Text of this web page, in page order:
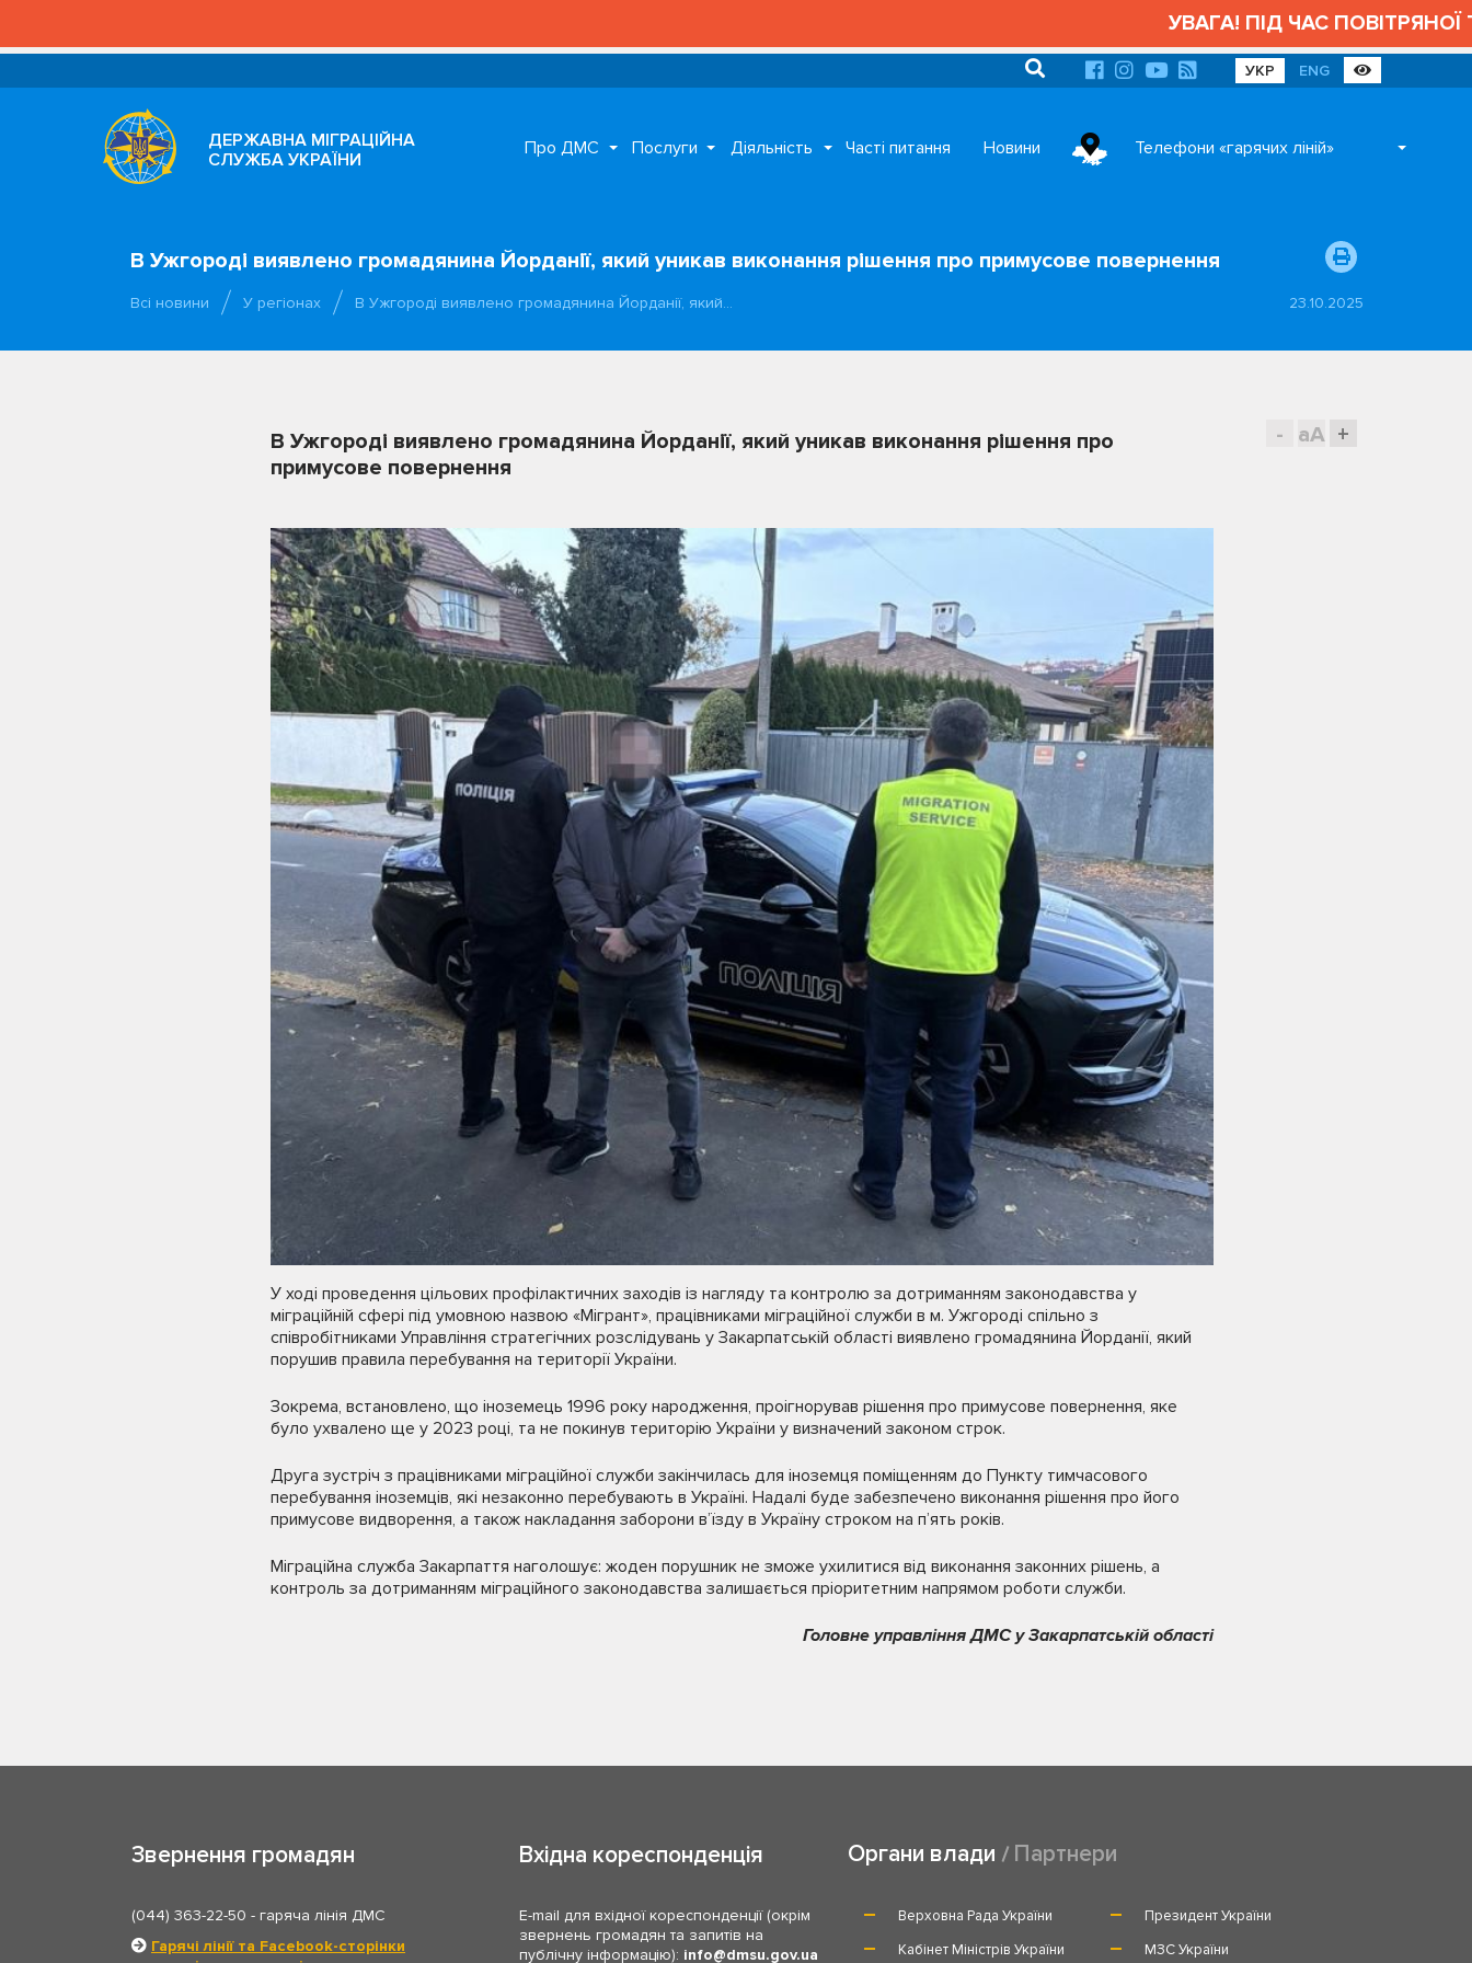
УВАГА! ПІД ЧАС ПОВІТРЯНОЇ
УКР ENG
ДЕРЖАВНА МІГРАЦІЙНА
СЛУЖБА УКРАЇНИ
Про ДМС Послуги Діяльність Часті питання Новини Телефони «гарячих ліній»
В Ужгороді виявлено громадянина Йорданії, який уникав виконання рішення про примусове повернення
Всі новини У регіонах В Ужгороді виявлено громадянина Йорданії, який… 23.10.2025
- aA +
В Ужгороді виявлено громадянина Йорданії, який уникав виконання рішення про
примусове повернення
У ході проведення цільових профілактичних заходів із нагляду та контролю за дотриманням законодавства у
міграційній сфері під умовною назвою «Мігрант», працівниками міграційної служби в м. Ужгороді спільно з
співробітниками Управління стратегічних розслідувань у Закарпатській області виявлено громадянина Йорданії, який
порушив правила перебування на території України.
Зокрема, встановлено, що іноземець 1996 року народження, проігнорував рішення про примусове повернення, яке
було ухвалено ще у 2023 році, та не покинув територію України у визначений законом строк.
Друга зустріч з працівниками міграційної служби закінчилась для іноземця поміщенням до Пункту тимчасового
перебування іноземців, які незаконно перебувають в Україні. Надалі буде забезпечено виконання рішення про його
примусове видворення, а також накладання заборони в’їзду в Україну строком на п’ять років.
Міграційна служба Закарпаття наголошує: жоден порушник не зможе ухилитися від виконання законних рішень, а
контроль за дотриманням міграційного законодавства залишається пріоритетним напрямом роботи служби.
Головне управління ДМС у Закарпатській області
Звернення громадян
(044) 363-22-50 - гаряча лінія ДМС
Гарячі лінії та Facebook-сторінки
Вхідна кореспонденція
E-mail для вхідної кореспонденції (окрім
звернень громадян та запитів на
публічну інформацію): info dmsu.gov.ua
Органи влади Партнери
Верховна Рада України
Президент України
Кабінет Міністрів України
МЗС України